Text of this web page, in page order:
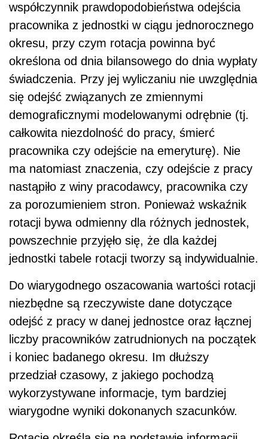
współczynnik prawdopodobieństwa odejścia
pracownika z jednostki w ciągu jednorocznego
okresu, przy czym rotacja powinna być
określona od dnia bilansowego do dnia wypłaty
świadczenia. Przy jej wyliczaniu nie uwzględnia
się odejść związanych ze zmiennymi
demograficznymi modelowanymi odrębnie (tj.
całkowita niezdolność do pracy, śmierć
pracownika czy odejście na emeryturę). Nie
ma natomiast znaczenia, czy odejście z pracy
nastąpiło z winy pracodawcy, pracownika czy
za porozumieniem stron. Ponieważ wskaźnik
rotacji bywa odmienny dla różnych jednostek,
powszechnie przyjęło się, że dla każdej
jednostki tabele rotacji tworzy są indywidualnie.
Do wiarygodnego oszacowania wartości rotacji
niezbędne są rzeczywiste dane dotyczące
odejść z pracy w danej jednostce oraz łącznej
liczby pracowników zatrudnionych na początek
i koniec badanego okresu. Im dłuższy
przedział czasowy, z jakiego pochodzą
wykorzystywane informacje, tym bardziej
wiarygodne wyniki dokonanych szacunków.